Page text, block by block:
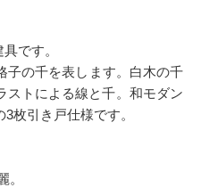
です。
子の千を表します。白木の千
ストによる線と千。和モダン
枚引き戸仕様です。
。